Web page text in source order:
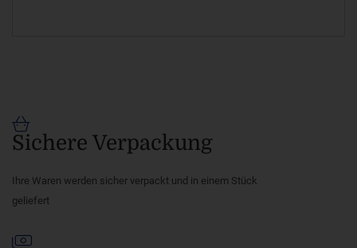
Sichere Verpackung
Ihre Waren werden sicher verpackt und in einem Stück
geliefert